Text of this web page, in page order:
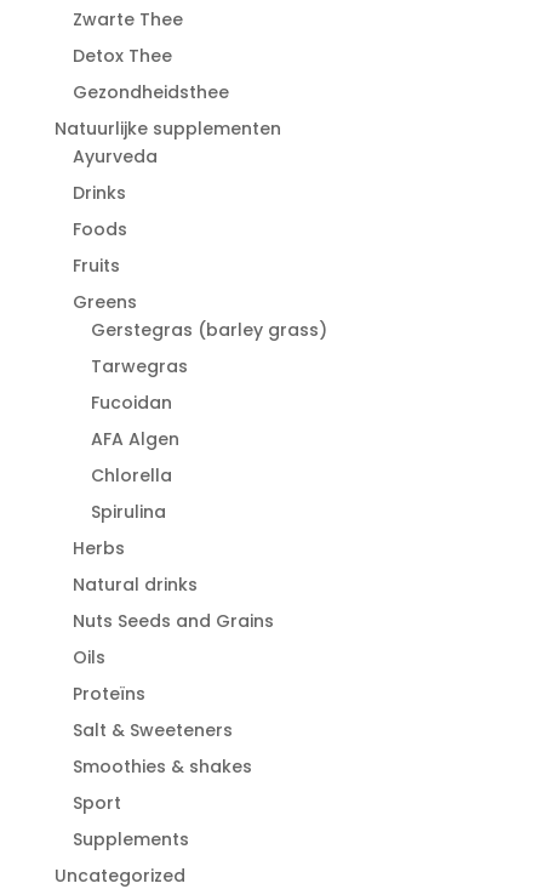
Zwarte Thee
Detox Thee
Gezondheidsthee
Natuurlijke supplementen
Ayurveda
Drinks
Foods
Fruits
Greens
Gerstegras (barley grass)
Tarwegras
Fucoidan
AFA Algen
Chlorella
Spirulina
Herbs
Natural drinks
Nuts Seeds and Grains
Oils
Proteïns
Salt & Sweeteners
Smoothies & shakes
Sport
Supplements
Uncategorized